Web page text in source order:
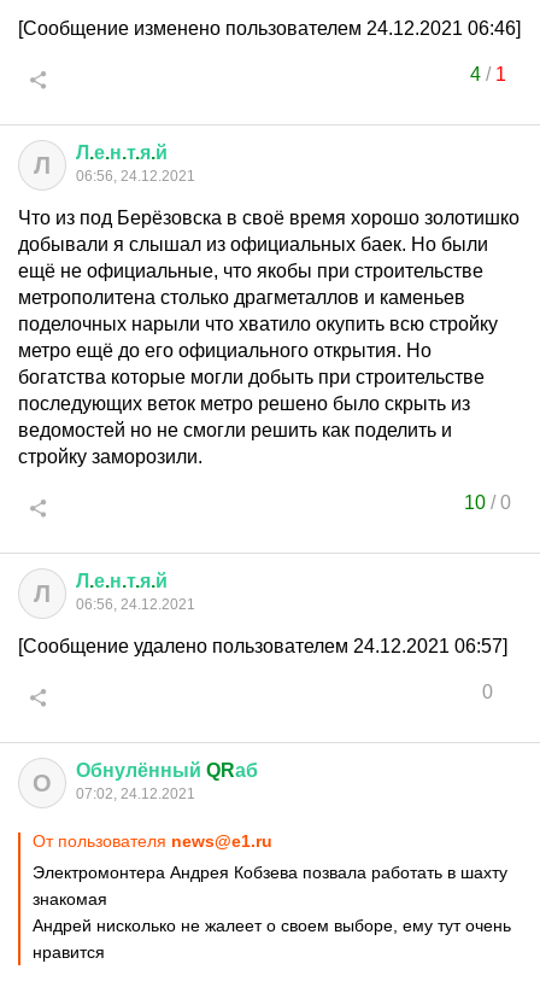
[Сообщение изменено пользователем 24.12.2021 06:46]
4/ 1
Л Л .е.н.т.я.й
06:56, 24.12.2021
Что из под Берёзовска в своё время хорошо золотишко
добывали я слышал из официальных баек. Но были
ещё не официальные, что якобы при строительстве
метрополитена столько драгметаллов и каменьев
поделочных нарыли что хватило окупить всю стройку
метро ещё до его официального открытия. Но
богатства которые могли добыть при строительстве
последующих веток метро решено было скрыть из
ведомостей но не смогли решить как поделить и
стройку заморозили.
10 /0
Л Л .е.н.т.я.й
06:56, 24.12.2021
[Сообщение удалено пользователем 24.12.2021 06:57]
0
О Обнулённый QRаб
07:02, 24.12.2021
От пользователя news@e1.ru
Электромонтера Андрея Кобзева позвала работать в шахту
знакомая
Андрей нисколько не жалеет о своем выборе, ему тут очень
нравится